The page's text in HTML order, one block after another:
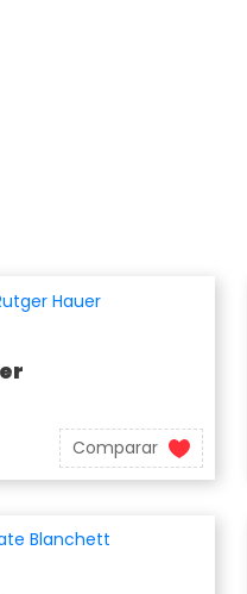
Comparar